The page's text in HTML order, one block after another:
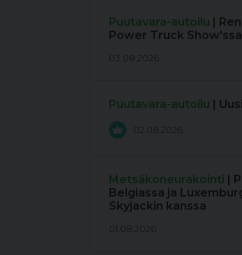
Puutavara-autoilu |
Power Truck Show'ssa
03.08.2026
Puutavara-autoilu |
02.08.2026
Metsäkoneurakointi |
Belgiassa ja
Skyjackin kanssa
01.08.2026